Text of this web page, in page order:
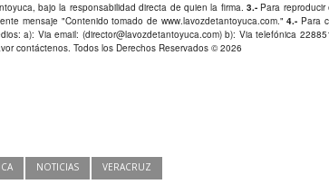
bajo la responsabilidad directa de quien la firma. 3.-Para reproducir
mensaje "Contenido tomado de www.lavozdetantoyuca.com."4.- Para
a): Via email: (director@lavozdetantoyuca.com) b): Via telefónica
contáctenos . Todos los Derechos Reservados © 2026
NOTICIAS VERACRUZ